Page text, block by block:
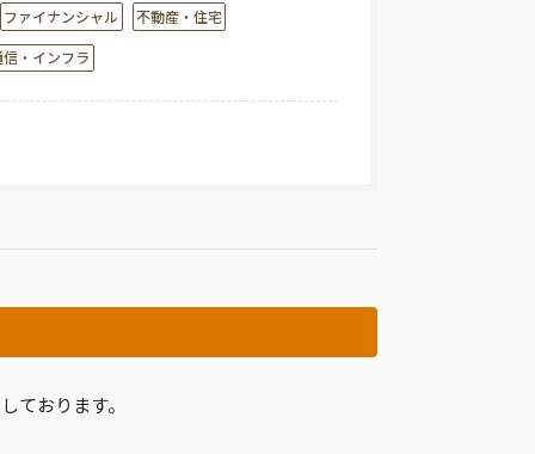
ファイナンシャル 不動産・住宅
信・インフラ
ております。